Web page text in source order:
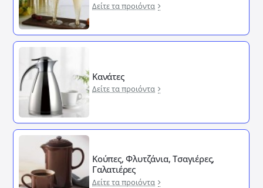
Δείτε τα προιόντα
Κανάτες
Δείτε τα προιόντα
Κούπες, Φλυτζάνια, Τσαγιέρες,
Γαλατιέρες
Δείτε τα προιόντα